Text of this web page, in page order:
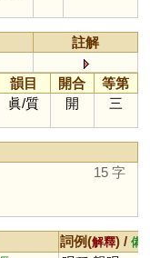
註解
韻目 開合
等第
眞/質 開 三
15 字
詞例(解釋) / 備